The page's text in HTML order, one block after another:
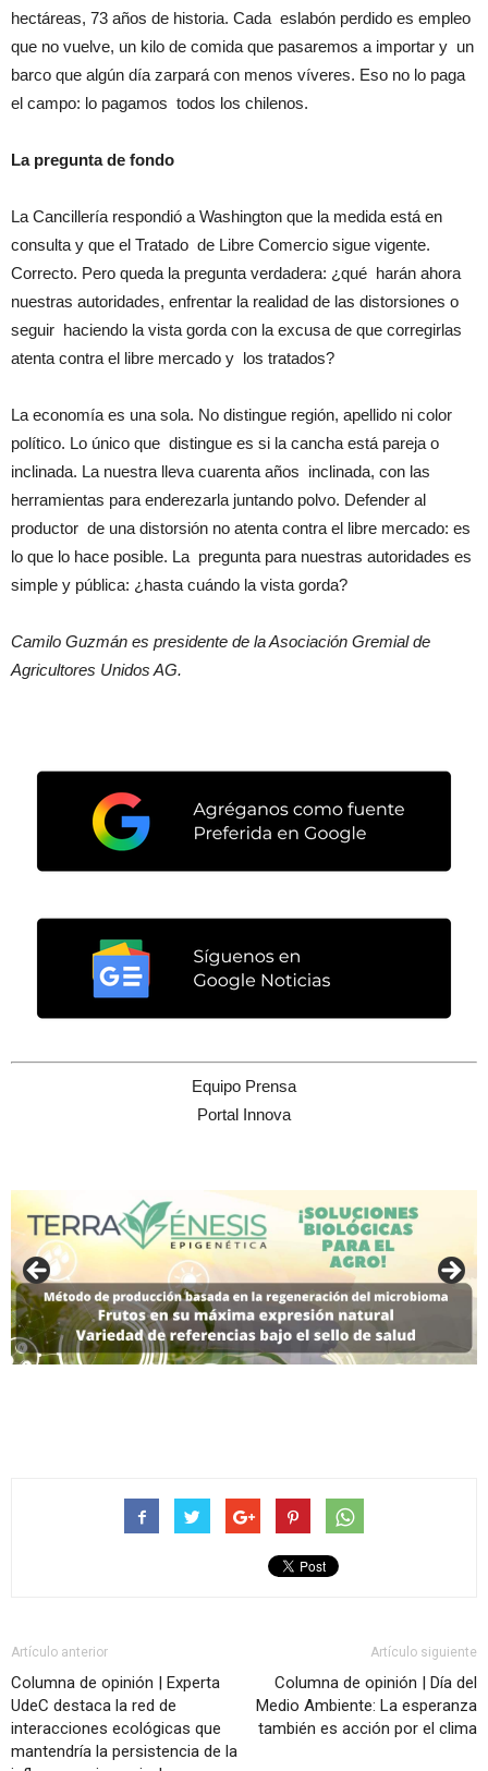
hectáreas, 73 años de historia. Cada eslabón perdido es empleo
que no vuelve, un kilo de comida que pasaremos a importar y un
barco que algún día zarpará con menos víveres. Eso no lo paga
el campo: lo pagamos todos los chilenos.
La pregunta de fondo
La Cancillería respondió a Washington que la medida está en
consulta y que el Tratado de Libre Comercio sigue vigente.
Correcto. Pero queda la pregunta verdadera: ¿qué harán ahora
nuestras autoridades, enfrentar la realidad de las distorsiones o
seguir haciendo la vista gorda con la excusa de que corregirlas
atenta contra el libre mercado y los tratados?
La economía es una sola. No distingue región, apellido ni color
político. Lo único que distingue es si la cancha está pareja o
inclinada. La nuestra lleva cuarenta años inclinada, con las
herramientas para enderezarla juntando polvo. Defender al
productor de una distorsión no atenta contra el libre mercado: es
lo que lo hace posible. La pregunta para nuestras autoridades es
simple y pública: ¿hasta cuándo la vista gorda?
Camilo Guzmán es presidente de la Asociación Gremial de
Agricultores Unidos AG.
Equipo Prensa
Portal Innova
Artículo anterior
Columna de opinión | Experta
UdeC destaca la red de
interacciones ecológicas que
mantendría la persistencia de la
Artículo siguiente
Columna de opinión | Día del
Medio Ambiente: La esperanza
también es acción por el clima